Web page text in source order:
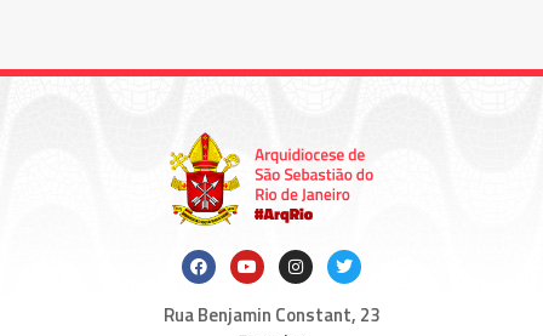
Rua Benjamin Constant, 23